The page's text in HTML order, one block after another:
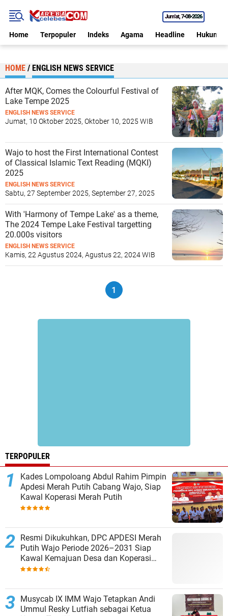
Jum'at 7•08•2026
Home Terpopuler Indeks Agama Headline Hukum
HOME / ENGLISH NEWS SERVICE
After MQK, Comes the Colourful Festival of
Lake Tempe 2025
ENGLISH NEWS SERVICE
Jumat, 10 Oktober 2025, Oktober 10, 2025 WIB
Wajo to host the First International Contest
of Classical Islamic Text Reading (MQKI)
2025
ENGLISH NEWS SERVICE
Sabtu, 27 September 2025, September 27, 2025
WIB
With 'Harmony of Tempe Lake' as a theme,
The 2024 Tempe Lake Festival targetting
20.000s visitors
ENGLISH NEWS SERVICE
Kamis, 22 Agustus 2024, Agustus 22, 2024 WIB
1
TERPOPULER
Kades Lompoloang Abdul Rahim Pimpin
Apdesi Merah Putih Cabang Wajo, Siap
Kawal Koperasi Merah Putih
Resmi Dikukuhkan, DPC APDESI Merah
Putih Wajo Periode 2026–2031 Siap
Kawal Kemajuan Desa dan Koperasi
Merah Putih
Musycab IX IMM Wajo Tetapkan Andi
Ummul Resky Lutfiah sebagai Ketua